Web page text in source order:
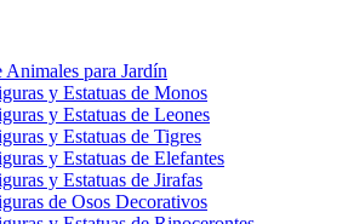
Animales para Jardín
y Estatuas de Monos
y Estatuas de Leones
y Estatuas de Tigres
y Estatuas de Elefantes
y Estatuas de Jirafas
de Osos Decorativos